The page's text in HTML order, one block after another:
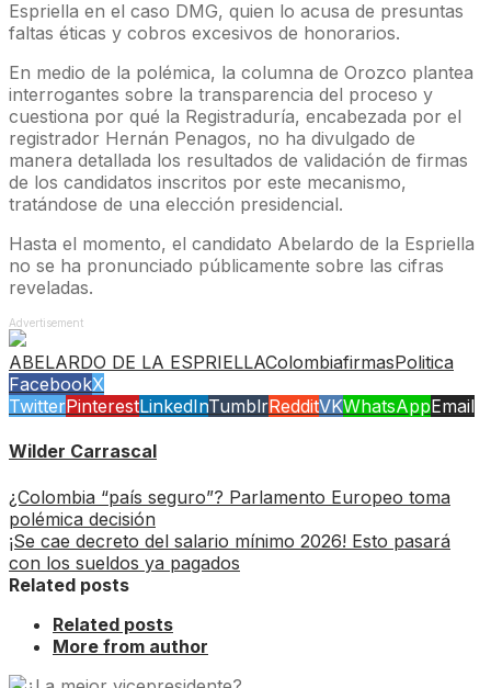
Espriella en el caso DMG, quien lo acusa de presuntas
faltas éticas y cobros excesivos de honorarios.
En medio de la polémica, la columna de Orozco plantea
interrogantes sobre la transparencia del proceso y
cuestiona por qué la Registraduría, encabezada por el
registrador Hernán Penagos, no ha divulgado de
manera detallada los resultados de validación de firmas
de los candidatos inscritos por este mecanismo,
tratándose de una elección presidencial.
Hasta el momento, el candidato Abelardo de la Espriella
no se ha pronunciado públicamente sobre las cifras
reveladas.
Advertisement
ABELARDO DE LA ESPRIELLAColombiafirmasPolitica
FacebookX
TwitterPinterestLinkedInTumblrRedditVKWhatsAppEmail
Wilder Carrascal
¿Colombia “país seguro”? Parlamento Europeo toma
polémica decisión
¡Se cae decreto del salario mínimo 2026! Esto pasará
con los sueldos ya pagados
Related posts
Related posts
More from author